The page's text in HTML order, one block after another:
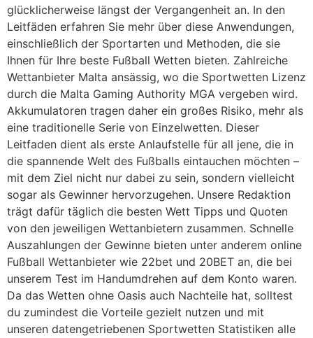
glücklicherweise längst der Vergangenheit an. In den
Leitfäden erfahren Sie mehr über diese Anwendungen,
einschließlich der Sportarten und Methoden, die sie
Ihnen für Ihre beste Fußball Wetten bieten. Zahlreiche
Wettanbieter Malta ansässig, wo die Sportwetten Lizenz
durch die Malta Gaming Authority MGA vergeben wird.
Akkumulatoren tragen daher ein großes Risiko, mehr als
eine traditionelle Serie von Einzelwetten. Dieser
Leitfaden dient als erste Anlaufstelle für all jene, die in
die spannende Welt des Fußballs eintauchen möchten –
mit dem Ziel nicht nur dabei zu sein, sondern vielleicht
sogar als Gewinner hervorzugehen. Unsere Redaktion
trägt dafür täglich die besten Wett Tipps und Quoten
von den jeweiligen Wettanbietern zusammen. Schnelle
Auszahlungen der Gewinne bieten unter anderem online
Fußball Wettanbieter wie 22bet und 20BET an, die bei
unserem Test im Handumdrehen auf dem Konto waren.
Da das Wetten ohne Oasis auch Nachteile hat, solltest
du zumindest die Vorteile gezielt nutzen und mit
unseren datengetriebenen Sportwetten Statistiken alle